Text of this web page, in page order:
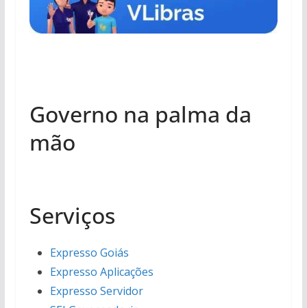
Governo na palma da
mão
Serviços
Expresso Goiás
Expresso Aplicações
Expresso Servidor